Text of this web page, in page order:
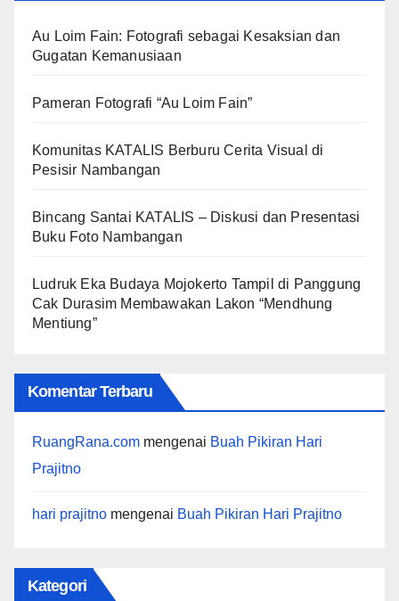
Au Loim Fain: Fotografi sebagai Kesaksian dan
Gugatan Kemanusiaan
Pameran Fotografi “Au Loim Fain”
Komunitas KATALIS Berburu Cerita Visual di
Pesisir Nambangan
Bincang Santai KATALIS – Diskusi dan Presentasi
Buku Foto Nambangan
Ludruk Eka Budaya Mojokerto Tampil di Panggung
Cak Durasim Membawakan Lakon “Mendhung
Mentiung”
Komentar Terbaru
RuangRana.com mengenai Buah Pikiran Hari
Prajitno
hari prajitno mengenai Buah Pikiran Hari Prajitno
Kategori